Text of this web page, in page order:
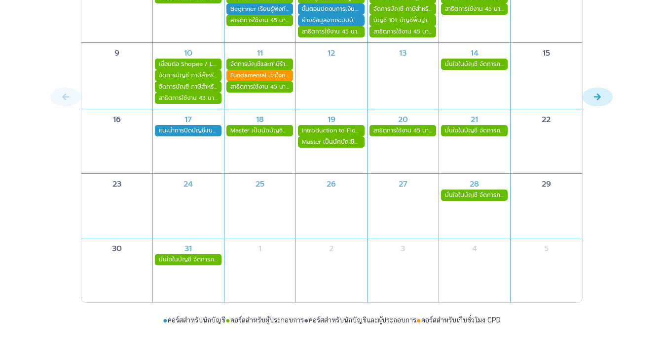
สาธิตการใช้งาน 45 นาที
Beginner เรียนรู้ฟังก์ชั่นนักบัญชีแบบภาพรวมใน 2 ชั่วโมง
สาธิตการใช้งาน 45 นาที
ย้ายข้อมูลจากระบบบัญชีออฟไลน์มาใช้ FlowAccount
ขั้นตอนปิดงบการเงินออนไลน์บน FlowAccount
สาธิตการใช้งาน 45 นาที
บัญชี 101: บัญชีพื้นฐานที่เจ้าของกิจการต้องรู้
จัดการบัญชี ภาษีสำหรับธุรกิจรับเหมาก่อสร้าง สาธิตการใช้งาน 45 นาที
9 10
สาธิตการใช้งาน 45 นาที
จัดการบัญชี ภาษีสำหรับธุรกิจโรงแรมที่พัก
จัดการบัญชี ภาษีสำหรับธุรกิจค้าปลีก-ค้าส่ง ด้วย FlowAccount
เชื่อมต่อ Shopee / Lazada / TikTok เข้ากับ FlowAccount
11
สาธิตการใช้งาน 45 นาที
Fundamental เข้าใจทุกฟังก์ชั่นนักบัญชีใน 6 ชั่วโมง (เก็บ CPD ได้)
จัดการบัญชีและภาษีร้านอาหาร ด้วย FlowAccount และ Wongnai POS
12 13 14
มั่นใจในบัญชี จัดการภาษีเองได้ง่าย (อุดรธานี)
15
16 17
แนะนำการปิดบัญชีแบบมือโปรด้วย FlowAccount
18
Master เป็นนักบัญชีผู้เชี่ยวชาญ FlowAccount ขั้นสุดใน 2 วัน
19
Master เป็นนักบัญชีผู้เชี่ยวชาญ FlowAccount ขั้นสุดใน 2 วัน
Introduction to FlowAccount AI connector
20
สาธิตการใช้งาน 45 นาที
21
มั่นใจในบัญชี จัดการภาษีเองได้ง่าย (ระยอง)
22
23 24 25 26 27 28
มั่นใจในบัญชี จัดการภาษีเองได้ง่าย (สระบุรี)
29
30 31
มั่นใจในบัญชี จัดการภาษีเองได้ง่าย (กทม.)
1 2 3 4 5
●คอร์สสำหรับนักบัญชี●คอร์สสำหรับผู้ประกอบการ●คอร์สสำหรับนักบัญชีและผู้ประกอบการ●คอร์สสำหรับเก็บชั่วโมง CPD